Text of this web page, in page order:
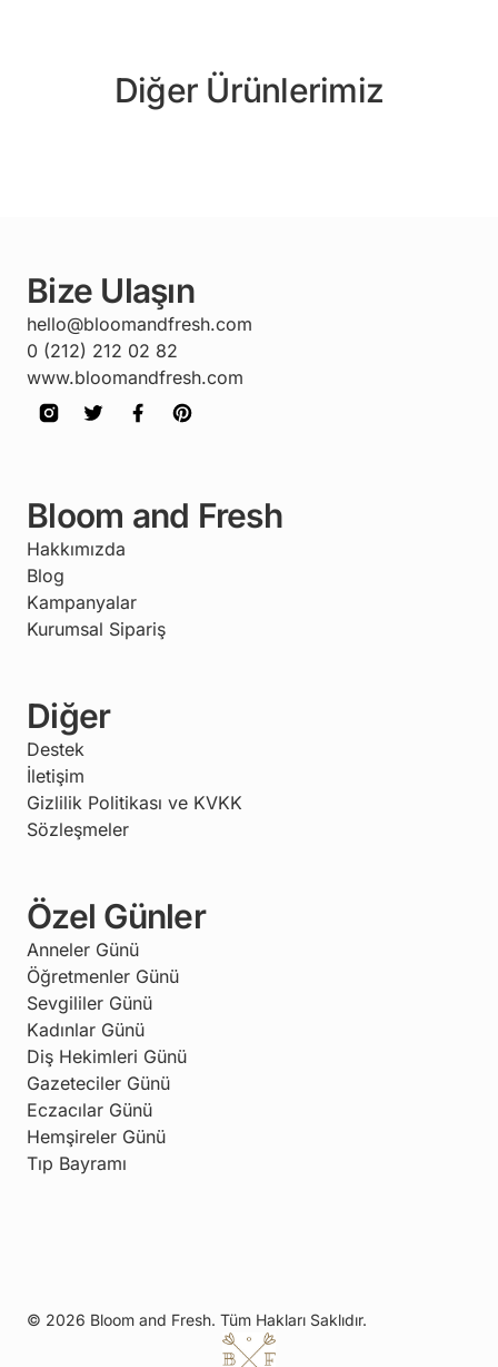
Diğer Ürünlerimiz
Bize Ulaşın
hello@bloomandfresh.com
0 (212) 212 02 82
www.bloomandfresh.com
Bloom and Fresh
Hakkımızda
Blog
Kampanyalar
Kurumsal Sipariş
Diğer
Destek
İletişim
Gizlilik Politikası ve KVKK
Sözleşmeler
Özel Günler
Anneler Günü
Öğretmenler Günü
Sevgililer Günü
Kadınlar Günü
Diş Hekimleri Günü
Gazeteciler Günü
Eczacılar Günü
Hemşireler Günü
Tıp Bayramı
© 2026 Bloom and Fresh. Tüm Hakları Saklıdır.